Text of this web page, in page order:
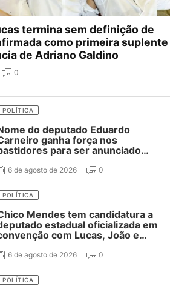
termina sem definição de
como primeira suplente
de Adriano Galdino
0
POLÍTICA
do deputado Eduardo
ganha força nos
para ser anunciado
6 de agosto de 2026 0
POLÍTICA
Mendes tem candidatura a
estadual oficializada em
com Lucas, João e
6 de agosto de 2026 0
POLÍTICA